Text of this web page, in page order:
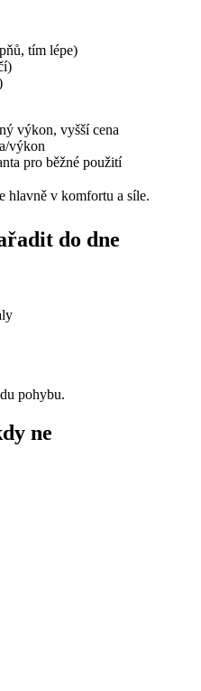
tím lépe)
výkon, vyšší cena
výkon
pro běžné použití
hlavně v komfortu a síle.
do dne
pohybu.
ne